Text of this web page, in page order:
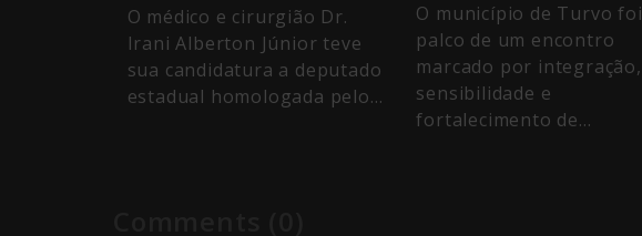
O médico e cirurgião Dr.
Irani Alberton Júnior teve
sua candidatura a deputado
estadual homologada pelo…
O município de Turvo foi
palco de um encontro
marcado por integração,
sensibilidade e
fortalecimento de…